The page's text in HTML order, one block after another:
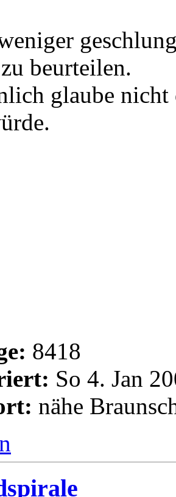
beurteilen.
glaube nicht
8418
So 4. Jan
nähe